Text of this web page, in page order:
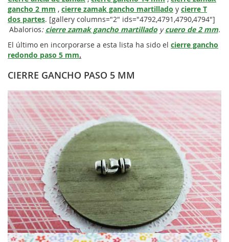
gancho 2 mm , cierre zamak gancho martillado y cierre T
dos partes. [gallery columns="2" ids="4792,4791,4790,4794"]
Abalorios: cierre zamak gancho martilladoycuero de 2 mm.
El último en incorporarse a esta lista ha sido el cierre gancho
redondo paso 5 mm.
CIERRE GANCHO PASO 5 MM